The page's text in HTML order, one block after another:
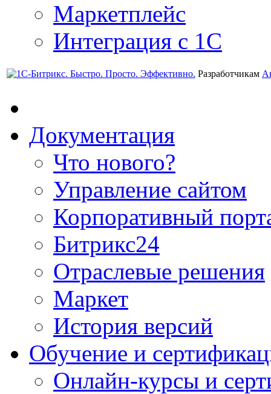
Маркетплейс
Интеграция с 1С
Разработчикам
Документация
Что нового?
Управление сайтом
Корпоративный
Битрикс24
Отраслевые решения
Маркет
История версий
Обучение и
Онлайн-курсы и